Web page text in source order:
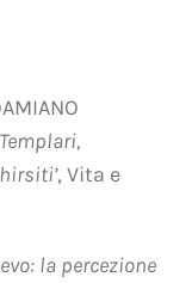
Templari,
, Vita e
la percezione